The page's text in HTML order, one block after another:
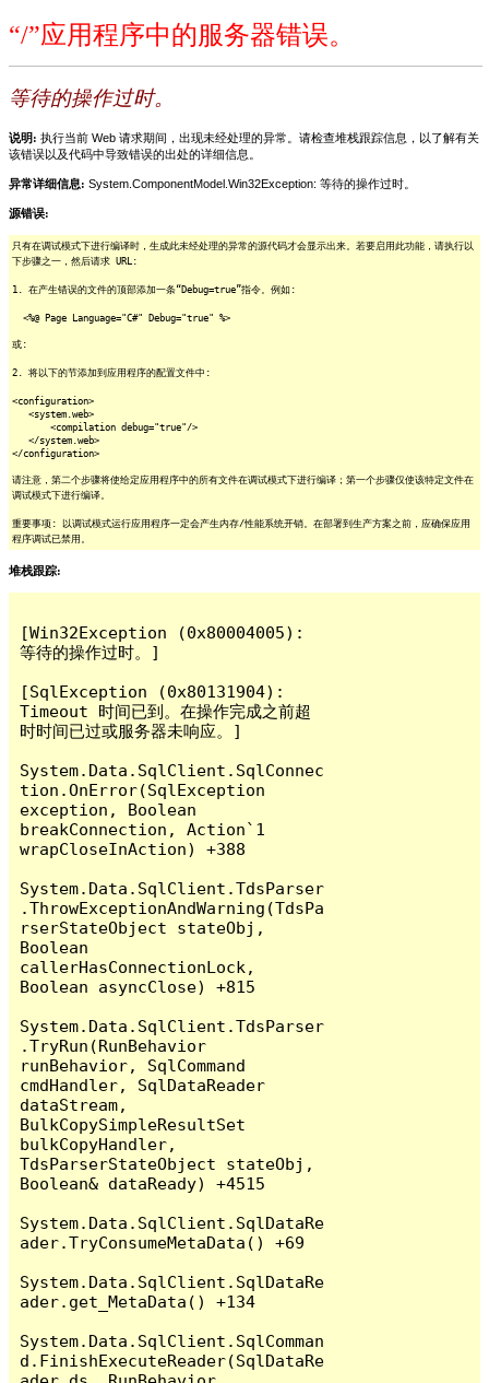
“/”应用程序中的服务器错误。
等待的操作过时。
说明: 执行当前 Web 请求期间，出现未经处理的异常。请检查堆栈跟踪信息，以了解有关
该错误以及代码中导致错误的出处的详细信息。
异常详细信息: System.ComponentModel.Win32Exception: 等待的操作过时。
源错误:
只有在调试模式下进行编译时，生成此未经处理的异常的源代码才会显示出来。若要启用此功能，请执行以
下步骤之一，然后请求 URL:
1. 在产生错误的文件的顶部添加一条“Debug=true”指令。例如:
<%@ Page Language="C#" Debug="true" %>
或:
2. 将以下的节添加到应用程序的配置文件中:
<configuration>
<system.web>
<compilation debug="true"/>
</system.web>
</configuration>
请注意，第二个步骤将使给定应用程序中的所有文件在调试模式下进行编译；第一个步骤仅使该特定文件在
调试模式下进行编译。
重要事项: 以调试模式运行应用程序一定会产生内存/性能系统开销。在部署到生产方案之前，应确保应用
程序调试已禁用。
堆栈跟踪:
[Win32Exception (0x80004005):
等待的操作过时。]
[SqlException (0x80131904):
Timeout 时间已到。在操作完成之前超
时时间已过或服务器未响应。]
System.Data.SqlClient.SqlConnec
tion.OnError(SqlException
exception, Boolean
breakConnection, Action`1
wrapCloseInAction) +388
System.Data.SqlClient.TdsParser
.ThrowExceptionAndWarning(TdsPa
rserStateObject stateObj,
Boolean
callerHasConnectionLock,
Boolean asyncClose) +815
System.Data.SqlClient.TdsParser
.TryRun(RunBehavior
runBehavior, SqlCommand
cmdHandler, SqlDataReader
dataStream,
BulkCopySimpleResultSet
bulkCopyHandler,
TdsParserStateObject stateObj,
Boolean& dataReady) +4515
System.Data.SqlClient.SqlDataRe
ader.TryConsumeMetaData() +69
System.Data.SqlClient.SqlDataRe
ader.get_MetaData() +134
System.Data.SqlClient.SqlComman
d.FinishExecuteReader(SqlDataRe